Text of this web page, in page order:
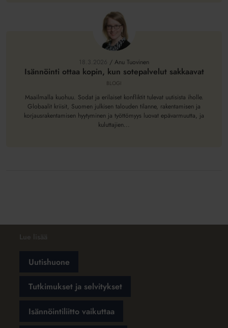
18.3.2026 / Anu Tuovinen
Isännöinti ottaa kopin, kun sotepalvelut sakkaavat
BLOGI
Maailmalla kuohuu. Sodat ja erilaiset konfliktit tulevat uutisista iholle.
Globaalit kriisit, Suomen julkisen talouden tilanne, rakentamisen ja
korjausrakentamisen hyytyminen ja työttömyys luovat epävarmuutta, ja
kuluttajien...
Uutishuone
Tutkimukset ja selvitykset
Isännöintiliitto vaikuttaa